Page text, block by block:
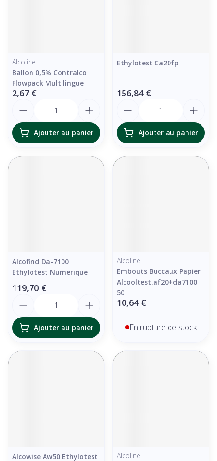
Alcoline
Ballon 0,5% Contralco
Flowpack Multilingue
2,67 €
Ajouter au panier
Ethylotest Ca20fp
156,84 €
Ajouter au panier
Alcofind Da-7100
Ethylotest Numerique
119,70 €
Ajouter au panier
Alcoline
Embouts Buccaux Papier
Alcooltest.af20+da7100
50
10,64 €
En rupture de stock
Alcowise Aw50 Ethylotest Alcoline